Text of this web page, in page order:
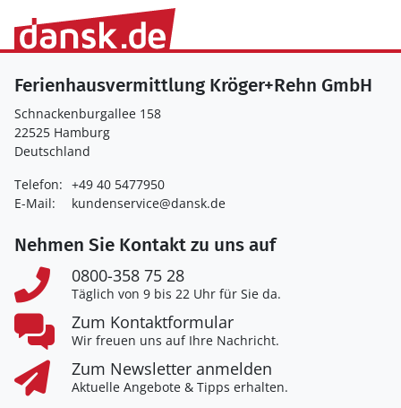
Ferienhausvermittlung Kröger+Rehn GmbH
Schnackenburgallee 158
22525 Hamburg
Deutschland
Telefon: +49 40 5477950
E-Mail:
kundenservice@dansk.de
Nehmen Sie Kontakt zu uns auf
0800-358 75 28
Täglich von 9 bis 22 Uhr für Sie da.
Zum Kontaktformular
Wir freuen uns auf Ihre Nachricht.
Zum Newsletter anmelden
Aktuelle Angebote & Tipps erhalten.